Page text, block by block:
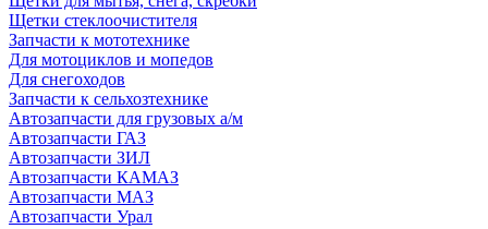
Щетки стеклоочистителя
Запчасти к мототехнике
Для мотоциклов и мопедов
Для снегоходов
Запчасти к сельхозтехнике
Автозапчасти для грузовых а/м
Автозапчасти ГАЗ
Автозапчасти ЗИЛ
Автозапчасти КАМАЗ
Автозапчасти МАЗ
Автозапчасти Урал